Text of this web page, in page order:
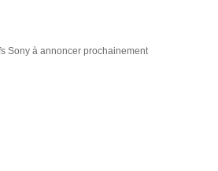
Sony à annoncer prochainement